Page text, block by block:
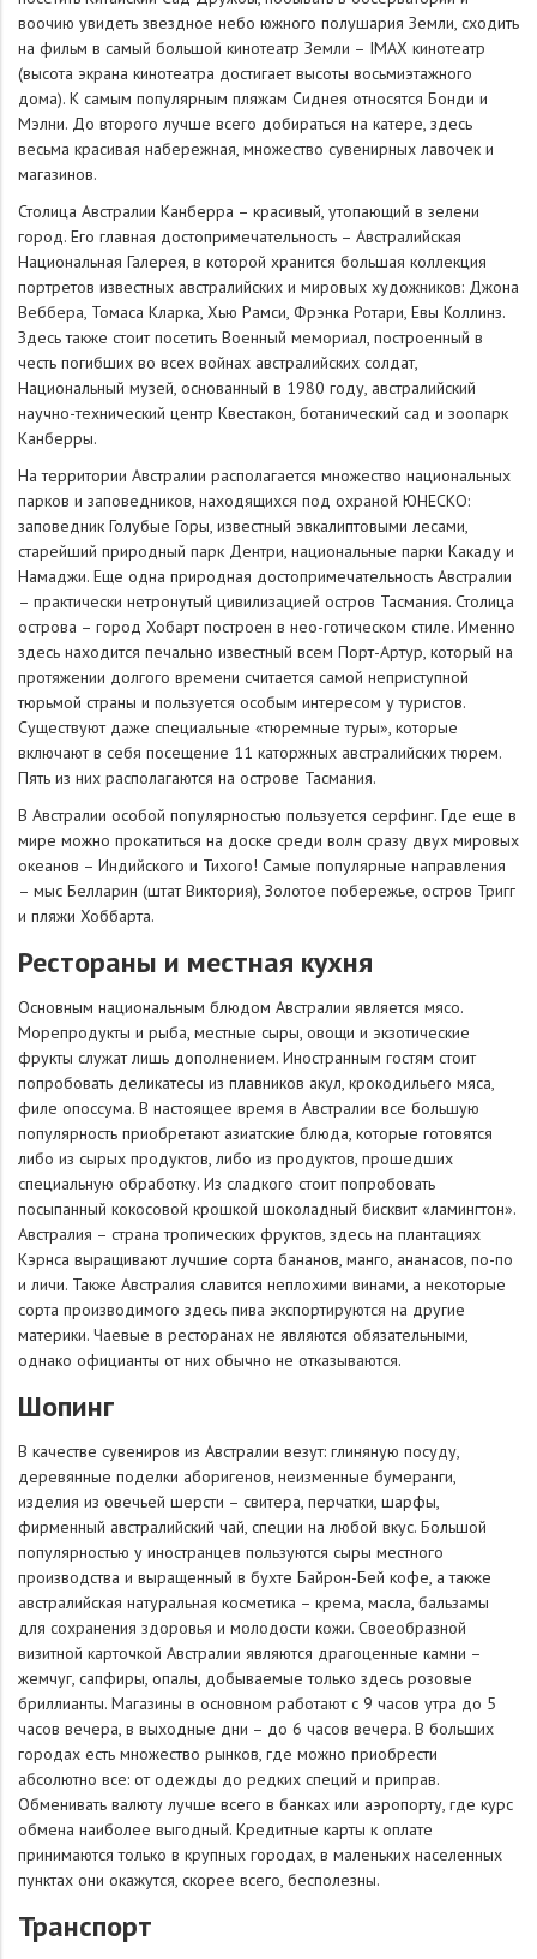
воочию увидеть звездное небо южного полушария Земли, сходить
на фильм в самый большой кинотеатр Земли – IMAX кинотеатр
(высота экрана кинотеатра достигает высоты восьмиэтажного
дома). К самым популярным пляжам Сиднея относятся Бонди и
Мэлни. До второго лучше всего добираться на катере, здесь
весьма красивая набережная, множество сувенирных лавочек и
магазинов.
Столица Австралии Канберра – красивый, утопающий в зелени
город. Его главная достопримечательность – Австралийская
Национальная Галерея, в которой хранится большая коллекция
портретов известных австралийских и мировых художников: Джона
Веббера, Томаса Кларка, Хью Рамси, Фрэнка Ротари, Евы Коллинз.
Здесь также стоит посетить Военный мемориал, построенный в
честь погибших во всех войнах австралийских солдат,
Национальный музей, основанный в 1980 году, австралийский
научно-технический центр Квестакон, ботанический сад и зоопарк
Канберры.
На территории Австралии располагается множество национальных
парков и заповедников, находящихся под охраной ЮНЕСКО:
заповедник Голубые Горы, известный эвкалиптовыми лесами,
старейший природный парк Дентри, национальные парки Какаду и
Намаджи. Еще одна природная достопримечательность Австралии
– практически нетронутый цивилизацией остров Тасмания. Столица
острова – город Хобарт построен в нео-готическом стиле. Именно
здесь находится печально известный всем Порт-Артур, который на
протяжении долгого времени считается самой неприступной
тюрьмой страны и пользуется особым интересом у туристов.
Существуют даже специальные «тюремные туры», которые
включают в себя посещение 11 каторжных австралийских тюрем.
Пять из них располагаются на острове Тасмания.
В Австралии особой популярностью пользуется серфинг. Где еще в
мире можно прокатиться на доске среди волн сразу двух мировых
океанов – Индийского и Тихого! Самые популярные направления
– мыс Белларин (штат Виктория), Золотое побережье, остров Тригг
и пляжи Хоббарта.
Рестораны и местная кухня
Основным национальным блюдом Австралии является мясо.
Морепродукты и рыба, местные сыры, овощи и экзотические
фрукты служат лишь дополнением. Иностранным гостям стоит
попробовать деликатесы из плавников акул, крокодильего мяса,
филе опоссума. В настоящее время в Австралии все большую
популярность приобретают азиатские блюда, которые готовятся
либо из сырых продуктов, либо из продуктов, прошедших
специальную обработку. Из сладкого стоит попробовать
посыпанный кокосовой крошкой шоколадный бисквит «ламингтон».
Австралия – страна тропических фруктов, здесь на плантациях
Кэрнса выращивают лучшие сорта бананов, манго, ананасов, по-по
и личи. Также Австралия славится неплохими винами, а некоторые
сорта производимого здесь пива экспортируются на другие
материки. Чаевые в ресторанах не являются обязательными,
однако официанты от них обычно не отказываются.
Шопинг
В качестве сувениров из Австралии везут: глиняную посуду,
деревянные поделки аборигенов, неизменные бумеранги,
изделия из овечьей шерсти – свитера, перчатки, шарфы,
фирменный австралийский чай, специи на любой вкус. Большой
популярностью у иностранцев пользуются сыры местного
производства и выращенный в бухте Байрон-Бей кофе, а также
австралийская натуральная косметика – крема, масла, бальзамы
для сохранения здоровья и молодости кожи. Своеобразной
визитной карточкой Австралии являются драгоценные камни –
жемчуг, сапфиры, опалы, добываемые только здесь розовые
бриллианты. Магазины в основном работают с 9 часов утра до 5
часов вечера, в выходные дни – до 6 часов вечера. В больших
городах есть множество рынков, где можно приобрести
абсолютно все: от одежды до редких специй и приправ.
Обменивать валюту лучше всего в банках или аэропорту, где курс
обмена наиболее выгодный. Кредитные карты к оплате
принимаются только в крупных городах, в маленьких населенных
пунктах они окажутся, скорее всего, бесполезны.
Транспорт